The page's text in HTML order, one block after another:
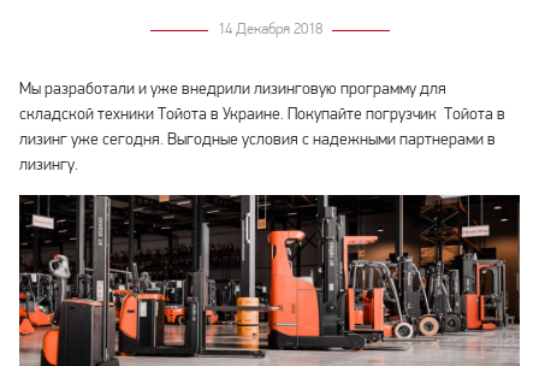
14 Декабря 2018
Мы разработали и уже внедрили лизинговую программу для
складской техники Тойота в Украине. Покупайте погрузчик Тойота в
лизинг уже сегодня. Выгодные условия с надежными партнерами в
лизингу.